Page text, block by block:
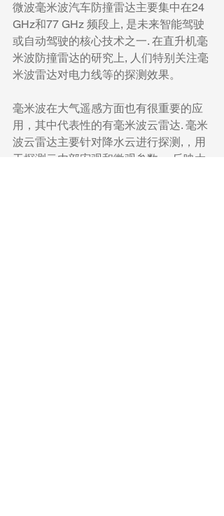
微波毫米波汽车防撞雷达主要集中在24
GHz和77 GHz 频段上, 是未来智能驾驶
或自动驾驶的核心技术之一. 在直升机毫
米波防撞雷达的研究上, 人们特别关注毫
米波雷达对电力线等的探测效果。
毫米波在大气遥感方面也有很重要的应
用，其中代表性的有毫米波云雷达. 毫米
波云雷达主要针对降水云进行探测,，用
于探测云内部宏观和微观参数,，反映大